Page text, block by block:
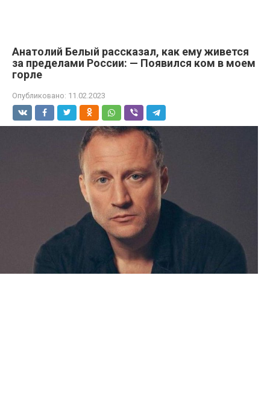
Анатолий Белый рассказал, как ему живется
за пределами России: — Появился ком в моем
горле
Опубликовано: 11.02.2023